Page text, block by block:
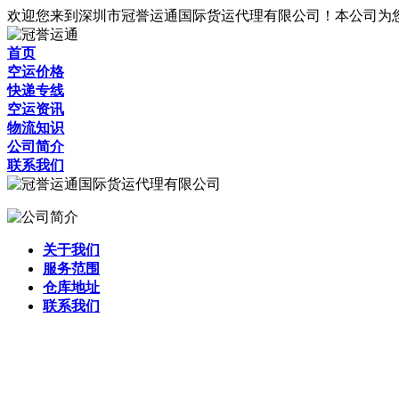
欢迎您来到深圳市冠誉运通国际货运代理有限公司！本公司
首页
空运价格
快递专线
空运资讯
物流知识
公司简介
联系我们
关于我们
服务范围
仓库地址
联系我们